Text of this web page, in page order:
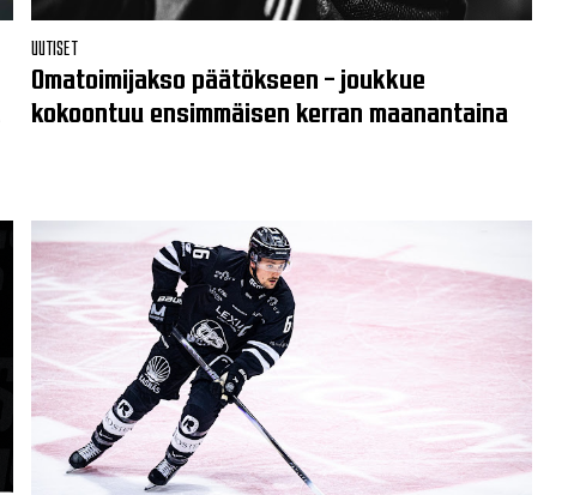
Omatoimijakso päätökseen – joukkue
kokoontuu ensimmäisen kerran maanantaina
UUTISET